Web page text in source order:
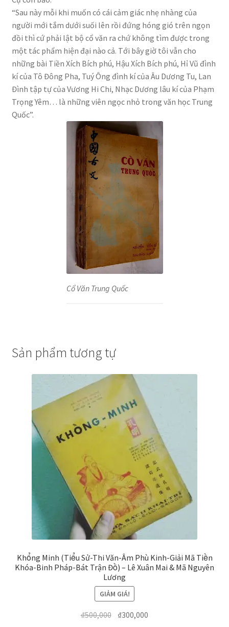
“Sau này mỗi khi muốn có cái cảm giác nhẹ nhàng của
người mới tắm dưới suối lên rồi đứng hóng gió trên ngọn
đồi thì cứ phải lật bộ cổ văn ra chứ không tìm được trong
một tác phẩm hiện đại nào cả. Tới bây giờ tôi vẫn cho
những bài Tiền Xích Bích phú, Hậu Xích Bích phú, Hỉ Vũ đình
kí của Tô Đông Pha, Tuý Ông đình kí của Âu Dương Tu, Lan
Đình tập tự của Vương Hi Chi, Nhạc Dương lâu kí của Phạm
Trọng Yêm… là những viên ngọc nhỏ trong văn học Trung
Quốc”.
Cổ Văn Trung Quốc
Sản phẩm tương tự
Khổng Minh (Tiểu Sử-Thi Văn-Âm Phù Kinh-Giải Mã Tiền
Khóa-Binh Pháp-Bát Trận Đồ) – Lê Xuân Mai & Mã Nguyên
Lương
GIẢM GIÁ!
₫500,000 Giá
₫300,000